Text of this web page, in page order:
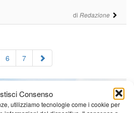
Consenso
utilizziamo tecnologie come i cookie per
di Redazione
6 7